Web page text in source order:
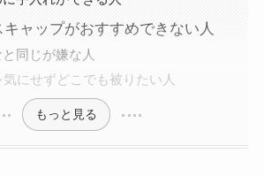
キャップがおすすめできない人
同じが嫌な人
にせずどこでも被りたい人
もっと見る